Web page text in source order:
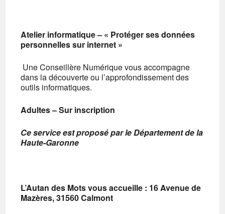
Atelier informatique – « Protéger ses données
personnelles sur internet »
Une Conseillère Numérique vous accompagne
dans la découverte ou l’approfondissement des
outils informatiques.
Adultes – Sur inscription
Ce service est proposé par le Départementde la
Haute-Garonne
L’Autan des Mots vous accueille : 16 Avenue de
Mazères, 31560 Calmont